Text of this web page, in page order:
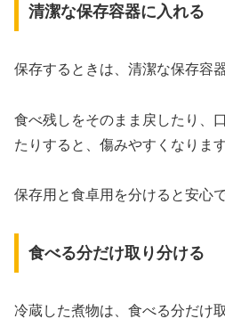
清潔な保存容器に入れる
保存するときは、清潔な保存容
食べ残しをそのまま戻したり、
たりすると、傷みやすくなります
保存用と食卓用を分けると安心で
食べる分だけ取り分ける
冷蔵した煮物は、食べる分だけ